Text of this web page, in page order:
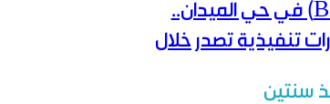
(Big5) في حي الميدان..
تنفيذية تصدر خلال
سنتين